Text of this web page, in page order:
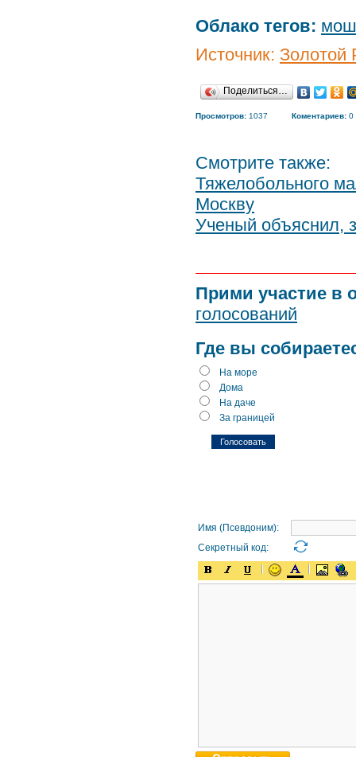
Облако тегов:
Источник: Золотой
Поделиться…
Просмотров: 1037 Коментариев: 0
Смотрите также:
Тяжелобольного
Москву
Ученый объяснил,
Прими участие в
голосований
Где вы
На море
Дома
На даче
За границей
Имя (Псевдоним):
Секретный код: